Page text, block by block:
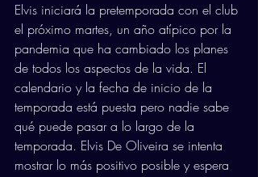
Elvis iniciará la pretemporada con el club
el próximo martes, un año atípico por la
pandemia que ha cambiado los planes
de todos los aspectos de la vida. El
calendario y la fecha de inicio de la
temporada está puesta pero nadie sabe
qué puede pasar a lo largo de la
temporada. Elvis De Oliveira se intenta
mostrar lo más positivo posible y espera